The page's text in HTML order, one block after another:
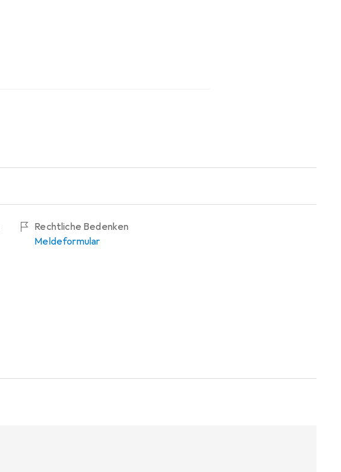
Rechtliche Bedenken
Meldeformular